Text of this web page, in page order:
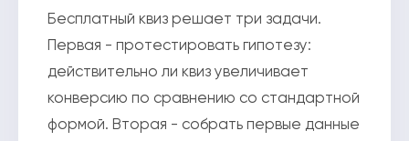
Бесплатный квиз решает три задачи.
Первая - протестировать гипотезу:
действительно ли квиз увеличивает
конверсию по сравнению со стандартной
формой. Вторая - собрать первые данные